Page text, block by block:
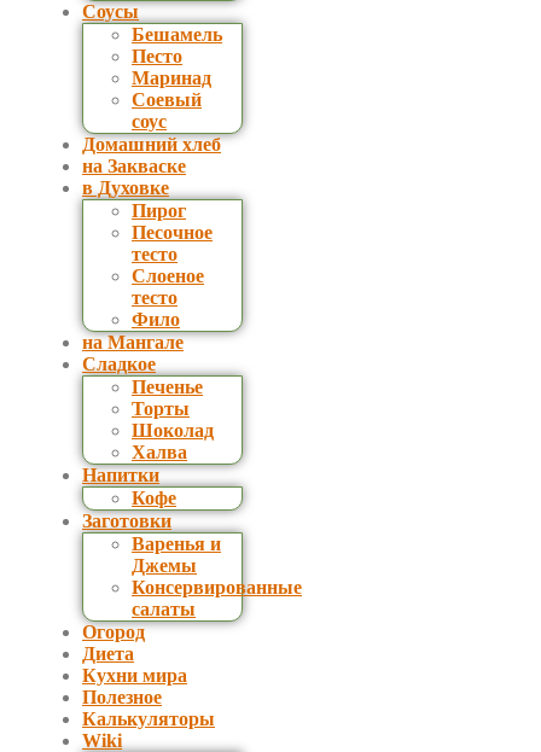
Соусы
Бешамель
Песто
Маринад
Соевый
соус
Домашний хлеб
на Закваске
в Духовке
Пирог
Песочное
тесто
Слоеное
тесто
Фило
на Мангале
Сладкое
Печенье
Торты
Шоколад
Халва
Напитки
Кофе
Заготовки
Варенья и
Джемы
Консервированные
салаты
Огород
Диета
Кухни мира
Полезное
Калькуляторы
Wiki